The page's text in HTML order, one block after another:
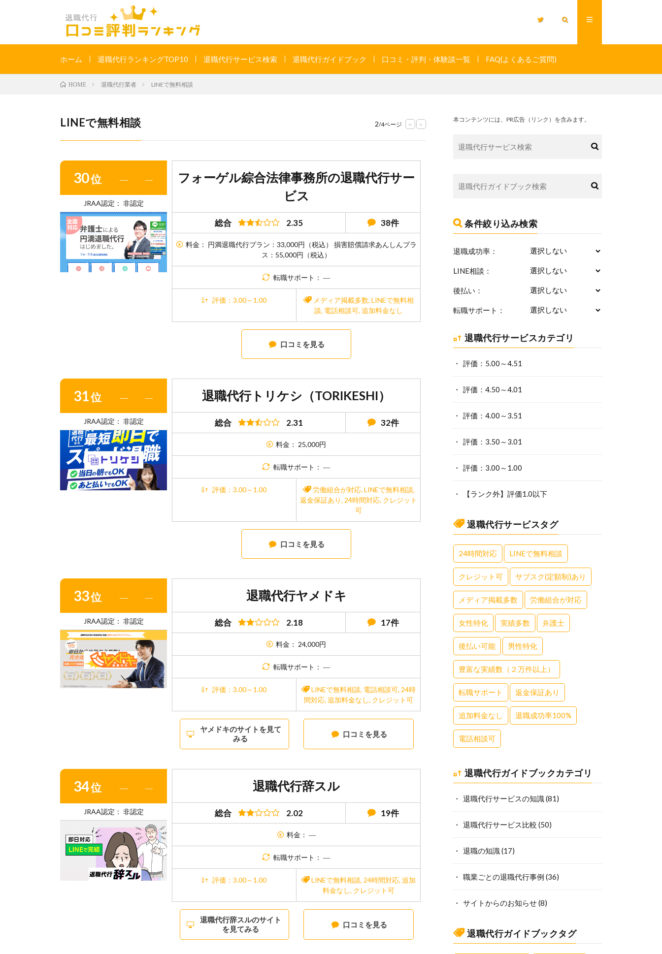
ホーム 退職代行ランキングTOP10 退職代行サービス検索 退職代行ガイドブック 口コミ・評判・体験談一覧 FAQ(よくあるご質問)
HOME 退職代行業者 LINEで無料相談
LINEで無料相談 2/4ページ < >
30位 ― ―
JRAA認定： 非認定
フォーゲル綜合法律事務所の退職代行サー
ビス
総合 2.35 38件
料金： 円満退職代行プラン：33,000円（税込） 損害賠償請求あんしんプラ
ス：55,000円（税込）
転職サポート： ―
評価：3.00～1.00 メディア掲載多数,LINEで無料相
談, 電話相談可, 追加料金なし
口コミを見る
31位 ― ―
JRAA認定： 非認定
退職代行トリケシ（TORIKESHI）
総合 2.31 32件
料金： 25,000円
転職サポート： ―
評価：3.00～1.00 労働組合が対応, LINEで無料相談,
返金保証あり, 24時間対応, クレジット
可
口コミを見る
33位 ― ―
JRAA認定： 非認定
退職代行ヤメドキ
総合 2.18 17件
料金： 24,000円
転職サポート： ―
評価：3.00～1.00 LINEで無料相談, 電話相談可, 24時
間対応, 追加料金なし, クレジット可
ヤメドキのサイトを見て
みる
口コミを見る
34位 ― ―
JRAA認定： 非認定
退職代行辞スル
総合 2.02 19件
料金： ―
転職サポート： ―
評価：3.00～1.00 LINEで無料相談, 24時間対応,追加
料金なし, クレジット可
退職代行辞スルのサイト
を見てみる
口コミを見る
本コンテンツには、PR広告（リンク）を含みます。
条件絞り込み検索
退職成功率：
LINE相談：
後払い：
転職サポート：
退職代行サービスカテゴリ
評価：5.00～4.51
評価：4.50～4.01
評価：4.00～3.51
評価：3.50～3.01
評価：3.00～1.00
【ランク外】評価1.0以下
退職代行サービスタグ
24時間対応 LINEで無料相談
クレジット可 サブスク(定額制)あり
メディア掲載多数 労働組合が対応
女性特化 実績多数 弁護士
後払い可能 男性特化
豊富な実績数（２万件以上）
転職サポート 返金保証あり
追加料金なし 退職成功率100%
電話相談可
退職代行ガイドブックカテゴリ
退職代行サービスの知識(81)
退職代行サービス比較 (50)
退職の知識(17)
職業ごとの退職代行事例 (36)
サイトからのお知らせ(8)
退職代行ガイドブックタグ